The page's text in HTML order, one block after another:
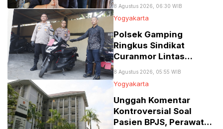
8 Agustus 2026, 06:30 WIB
Yogyakarta
Polsek Gamping
Ringkus Sindikat
Curanmor Lintas
Gran Max
8 Agustus 2026, 05:55 WIB
Yogyakarta
Unggah Komentar
Kontroversial Soal
Pasien BPJS, Perawat